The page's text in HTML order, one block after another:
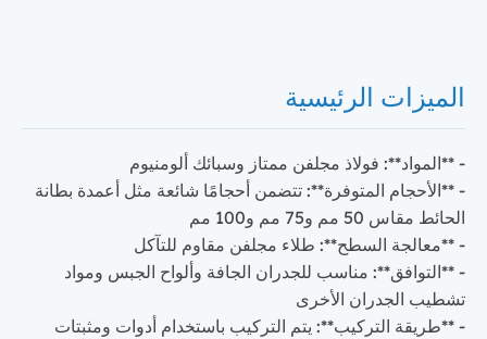
الميزات الرئيسية
- **المواد**: فولاذ مجلفن ممتاز وسبائك ألومنيوم
- **الأحجام المتوفرة**: تتضمن أحجامًا شائعة مثل أعمدة بطانة
الحائط مقاس 50 مم و75 مم و100 مم
- **معالجة السطح**: طلاء مجلفن مقاوم للتآكل
- **التوافق**: مناسب للجدران الجافة وألواح الجبس ومواد
تشطيب الجدران الأخرى
- **طريقة التركيب**: يتم التركيب باستخدام أدوات ومثبتات